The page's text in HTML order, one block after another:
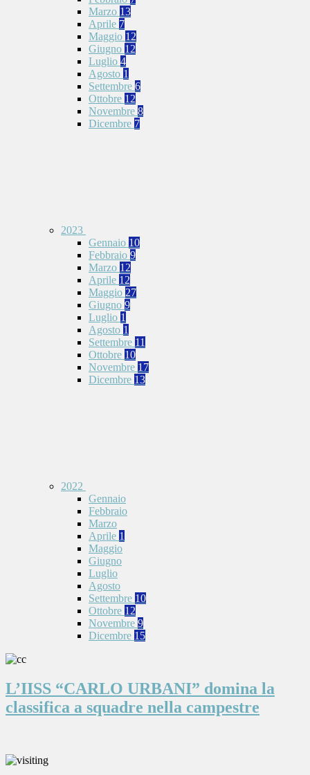
Marzo 13
Aprile 7
Maggio 12
Giugno 12
Luglio 4
Agosto 1
Settembre 6
Ottobre 12
Novembre 8
Dicembre 7
2023
Gennaio 10
Febbraio 9
Marzo 12
Aprile 12
Maggio 27
Giugno 9
Luglio 1
Agosto 1
Settembre 11
Ottobre 10
Novembre 17
Dicembre 13
2022
Gennaio
Febbraio
Marzo
Aprile 1
Maggio
Giugno
Luglio
Agosto
Settembre 10
Ottobre 12
Novembre 9
Dicembre 15
L’IISS “CARLO URBANI” domina la
classifica a squadre nella campestre